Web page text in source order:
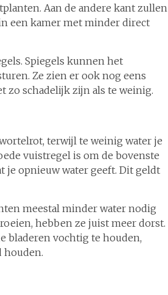
Aan de andere kant zullen
een kamer met minder direct
Spiegels kunnen het
Ze zien er ook nog eens
zo schadelijk zijn als te weinig.
terwijl te weinig water je
vuistregel is om de bovenste
je opnieuw water geeft. Dit geldt
meestal minder water nodig
hebben ze juist meer dorst.
bladeren vochtig te houden,
houden.